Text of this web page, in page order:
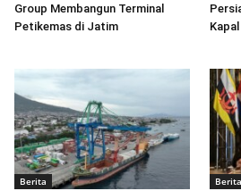
Group Membangun Terminal
Petikemas di Jatim
Berita Berita